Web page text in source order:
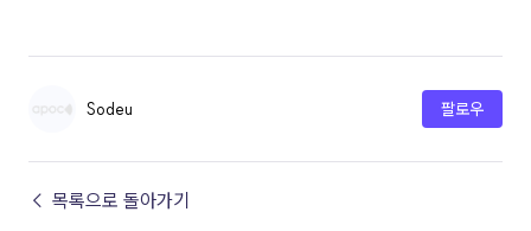
Sodeu 팔로우
← 목록으로 돌아가기